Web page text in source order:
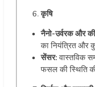
कृषि
नैनो-उर्वरक और
का नियंत्रित और
सेंसर:वास्तविक
फसल की स्थिति